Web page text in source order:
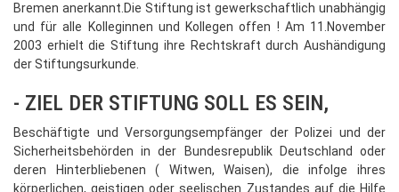
Bremen anerkannt.Die Stiftung ist gewerkschaftlich unabhängig
und für alle Kolleginnen und Kollegen offen ! Am 11.November
2003 erhielt die Stiftung ihre Rechtskraft durch Aushändigung
der Stiftungsurkunde.
- ZIEL DER STIFTUNG SOLL ES SEIN,
Beschäftigte und Versorgungsempfänger der Polizei und der
Sicherheitsbehörden in der Bundesrepublik Deutschland oder
deren Hinterbliebenen ( Witwen, Waisen), die infolge ihres
körperlichen, geistigen oder seelischen Zustandes auf die Hilfe